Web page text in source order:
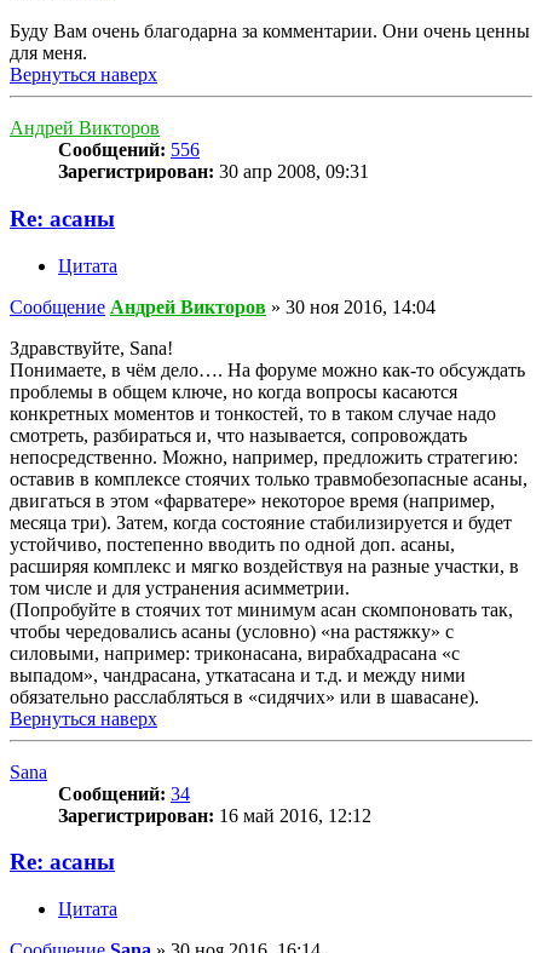
Буду Вам очень благодарна за комментарии. Они очень ценны
для меня.
Вернуться наверх
Андрей Викторов
Сообщений: 556
Зарегистрирован: 30 апр 2008, 09:31
Re: асаны
Цитата
Сообщение Андрей Викторов » 30 ноя 2016, 14:04
Здравствуйте, Sana!
Понимаете, в чём дело…. На форуме можно как-то обсуждать
проблемы в общем ключе, но когда вопросы касаются
конкретных моментов и тонкостей, то в таком случае надо
смотреть, разбираться и, что называется, сопровождать
непосредственно. Можно, например, предложить стратегию:
оставив в комплексе стоячих только травмобезопасные асаны,
двигаться в этом «фарватере» некоторое время (например,
месяца три). Затем, когда состояние стабилизируется и будет
устойчиво, постепенно вводить по одной доп. асаны,
расширяя комплекс и мягко воздействуя на разные участки, в
том числе и для устранения асимметрии.
(Попробуйте в стоячих тот минимум асан скомпоновать так,
чтобы чередовались асаны (условно) «на растяжку» с
силовыми, например: триконасана, вирабхадрасана «с
выпадом», чандрасана, уткатасана и т.д. и между ними
обязательно расслабляться в «сидячих» или в шавасане).
Вернуться наверх
Sana
Сообщений: 34
Зарегистрирован: 16 май 2016, 12:12
Re: асаны
Цитата